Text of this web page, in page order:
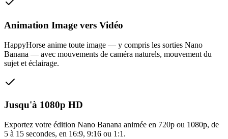
Animation Image vers Vidéo
HappyHorse anime toute image — y compris les sorties Nano
Banana — avec mouvements de caméra naturels, mouvement du
sujet et éclairage.
Jusqu'à 1080p HD
Exportez votre édition Nano Banana animée en 720p ou 1080p, de
5 à 15 secondes, en 16:9, 9:16 ou 1:1.